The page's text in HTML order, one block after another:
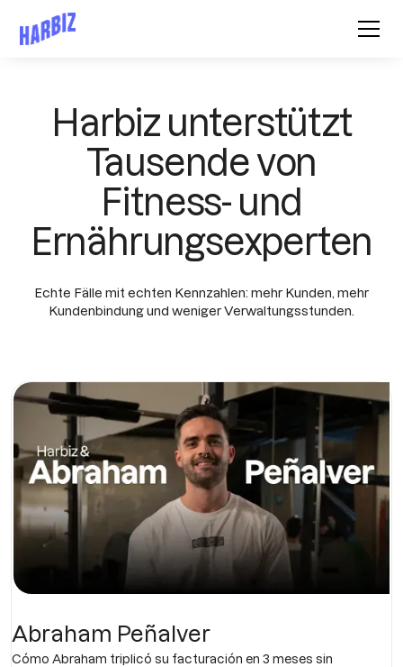
Harbiz unterstützt
Tausende von
Fitness- und
Ernährungsexperten
Echte Fälle mit echten Kennzahlen: mehr Kunden, mehr
Kundenbindung und weniger Verwaltungsstunden.
Abraham Peñalver
Cómo Abraham triplicó su facturación en 3 meses sin